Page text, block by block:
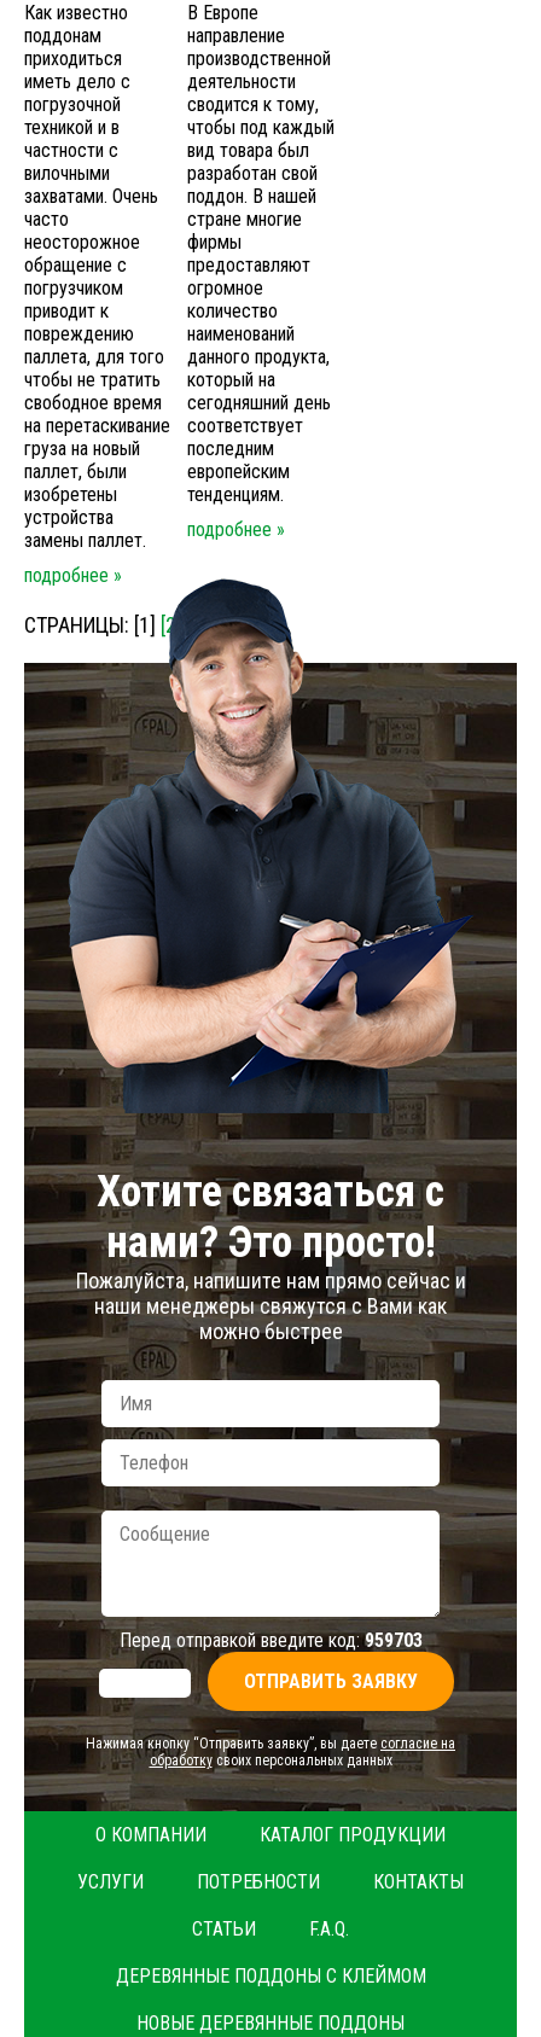
Как известно
поддонам
приходиться
иметь дело с
погрузочной
техникой и в
частности с
вилочными
захватами. Очень
часто
неосторожное
обращение с
погрузчиком
приводит к
повреждению
паллета, для того
чтобы не тратить
свободное время
на перетаскивание
груза на новый
паллет, были
изобретены
устройства
замены паллет.
подробнее »
В Европе
направление
производственной
деятельности
сводится к тому,
чтобы под каждый
вид товара был
разработан свой
поддон. В нашей
стране многие
фирмы
предоставляют
огромное
количество
наименований
данного продукта,
который на
сегодняшний день
соответствует
последним
европейским
тенденциям.
подробнее »
СТРАНИЦЫ: [1] [2]
Хотите связаться с
нами? Это просто!
Пожалуйста, напишите нам прямо сейчас и
наши менеджеры свяжутся с Вами как
можно быстрее
Перед отправкой введите код:959703
Нажимая кнопку “Отправить заявку”, вы даете согласие на
обработкусвоих персональных данных
О КОМПАНИИ КАТАЛОГ ПРОДУКЦИИ
УСЛУГИ ПОТРЕБНОСТИ КОНТАКТЫ
СТАТЬИ F.A.Q.
ДЕРЕВЯННЫЕ ПОДДОНЫ С КЛЕЙМОМ
НОВЫЕ ДЕРЕВЯННЫЕ ПОДДОНЫ